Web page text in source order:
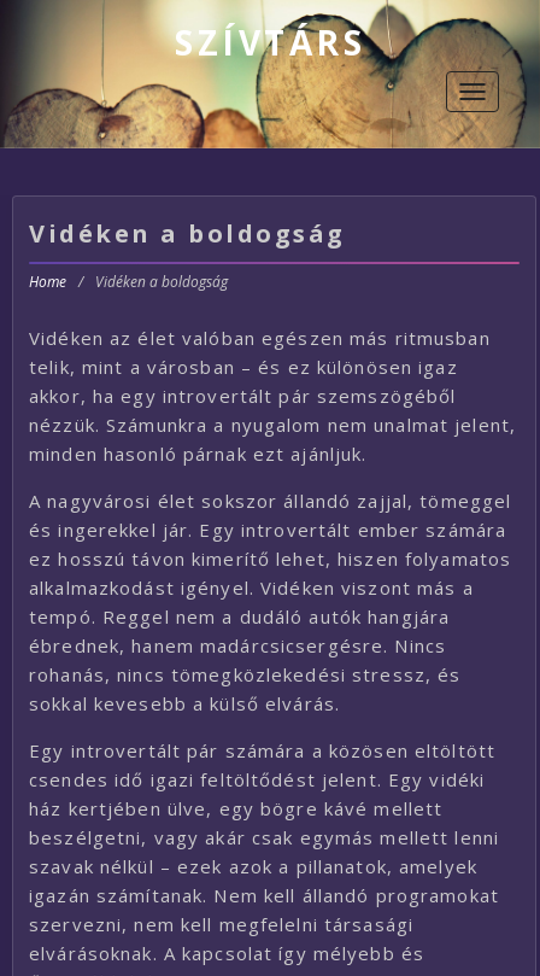
SZÍVTÁRS
Toggle
Vidéken a boldogság
Home / Vidéken a boldogság
Vidéken az élet valóban egészen más ritmusban
telik, mint a városban – és ez különösen igaz
akkor, ha egy introvertált pár szemszögéből
nézzük. Számunkra a nyugalom nem unalmat jelent,
minden hasonló párnak ezt ajánljuk.
A nagyvárosi élet sokszor állandó zajjal, tömeggel
és ingerekkel jár. Egy introvertált ember számára
ez hosszú távon kimerítő lehet, hiszen folyamatos
alkalmazkodást igényel. Vidéken viszont más a
tempó. Reggel nem a dudáló autók hangjára
ébrednek, hanem madárcsicsergésre. Nincs
rohanás, nincs tömegközlekedési stressz, és
sokkal kevesebb a külső elvárás.
Egy introvertált pár számára a közösen eltöltött
csendes idő igazi feltöltődést jelent. Egy vidéki
ház kertjében ülve, egy bögre kávé mellett
beszélgetni, vagy akár csak egymás mellett lenni
szavak nélkül – ezek azok a pillanatok, amelyek
igazán számítanak. Nem kell állandó programokat
szervezni, nem kell megfelelni társasági
elvárásoknak. A kapcsolat így mélyebb és